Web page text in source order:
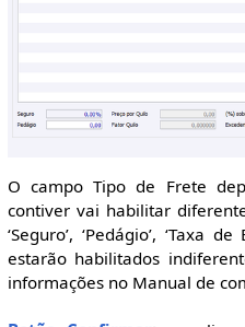
O campo Tipo de Frete
contiver vai habilitar
‘Seguro’, ‘Pedágio’, ‘Taxa
estarão habilitados
informações no Manual de